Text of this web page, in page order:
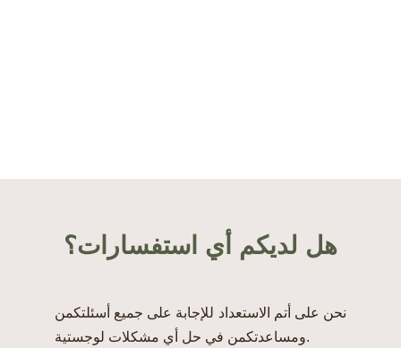
هل لديكم أي استفسارات؟
نحن على أتم الاستعداد للإجابة على جميع أسئلتكمن
ومساعدتكمن في حل أي مشكلات لوجستية.